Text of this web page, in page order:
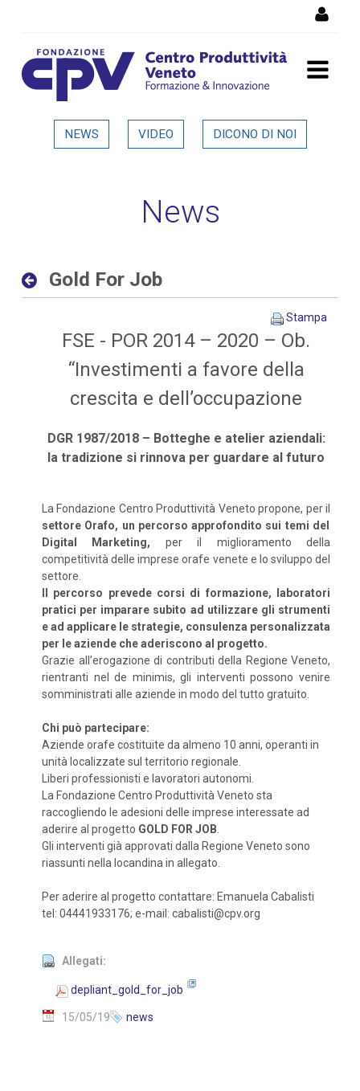
Gold For Job - Dettaglio in
NEWS VIDEO DICONO DI NOI
News
Gold For Job
Stampa
FSE - POR 2014 – 2020 – Ob.
“Investimenti a favore della
crescita e dell’occupazione
DGR 1987/2018 – Botteghe e atelier aziendali:
la tradizione si rinnova per guardare al futuro
La Fondazione Centro Produttività Veneto propone, per il
settore Orafo, un percorso approfondito sui temi del
Digital Marketing, per il miglioramento della
competitività delle imprese orafe venete e lo sviluppo del
settore.
Il percorso prevede corsi di formazione, laboratori
pratici per imparare subito ad utilizzare gli strumenti
e ad applicare le strategie, consulenza personalizzata
per le aziende che aderiscono al progetto.
Grazie all’erogazione di contributi della Regione Veneto,
rientranti nel de minimis, gli interventi possono venire
somministrati alle aziende in modo del tutto gratuito.
Chi può partecipare:
Aziende orafe costituite da almeno 10 anni, operanti in
unità localizzate sul territorio regionale.
Liberi professionisti e lavoratori autonomi.
La Fondazione Centro Produttività Veneto sta
raccogliendo le adesioni delle imprese interessate ad
aderire al progetto GOLD FOR JOB.
Gli interventi già approvati dalla Regione Veneto sono
riassunti nella locandina in allegato.
Per aderire al progetto contattare: Emanuela Cabalisti
tel: 04441933176; e-mail: cabalisti@cpv.org
Allegati:
depliant_gold_for_job
15/05/19 news